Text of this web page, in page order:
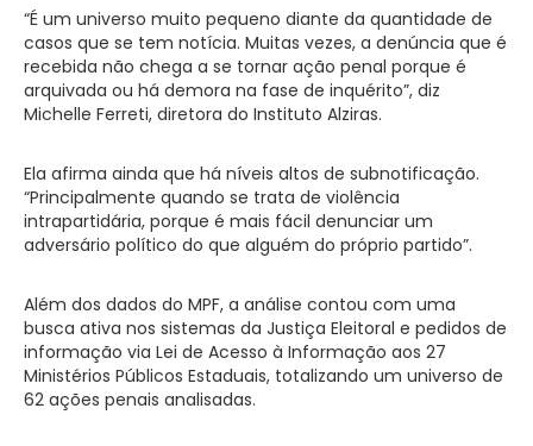
“É um universo muito pequeno diante da quantidade de
casos que se tem notícia. Muitas vezes, a denúncia que é
recebida não chega a se tornar ação penal porque é
arquivada ou há demora na fase de inquérito”, diz
Michelle Ferreti, diretora do Instituto Alziras.
Ela afirma ainda que há níveis altos de subnotificação.
“Principalmente quando se trata de violência
intrapartidária, porque é mais fácil denunciar um
adversário político do que alguém do próprio partido”.
Além dos dados do MPF, a análise contou com uma
busca ativa nos sistemas da Justiça Eleitoral e pedidos de
informação via Lei de Acesso à Informação aos 27
Ministérios Públicos Estaduais, totalizando um universo de
62 ações penais analisadas.